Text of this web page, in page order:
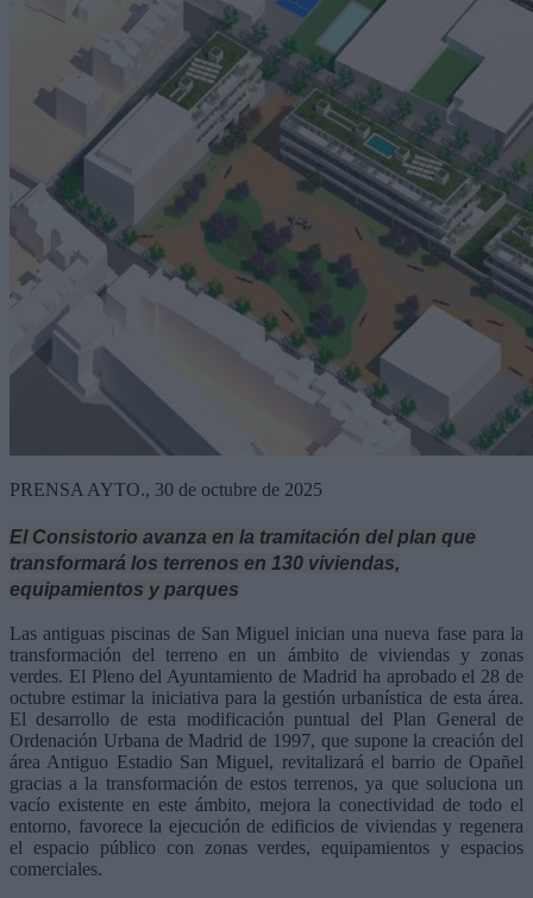
PRENSA AYTO., 30 de octubre de 2025
El Consistorio avanza en la tramitación del plan que
transformará los terrenos en 130 viviendas,
equipamientos y parques
Las antiguas piscinas de San Miguel inician una nueva fase para la
transformación del terreno en un ámbito de viviendas y zonas
verdes. El Pleno del Ayuntamiento de Madrid ha aprobado el 28 de
octubre estimar la iniciativa para la gestión urbanística de esta área.
El desarrollo de esta modificación puntual del Plan General de
Ordenación Urbana de Madrid de 1997, que supone la creación del
área Antiguo Estadio San Miguel, revitalizará el barrio de Opañel
gracias a la transformación de estos terrenos, ya que soluciona un
vacío existente en este ámbito, mejora la conectividad de todo el
entorno, favorece la ejecución de edificios de viviendas y regenera
el espacio público con zonas verdes, equipamientos y espacios
comerciales.